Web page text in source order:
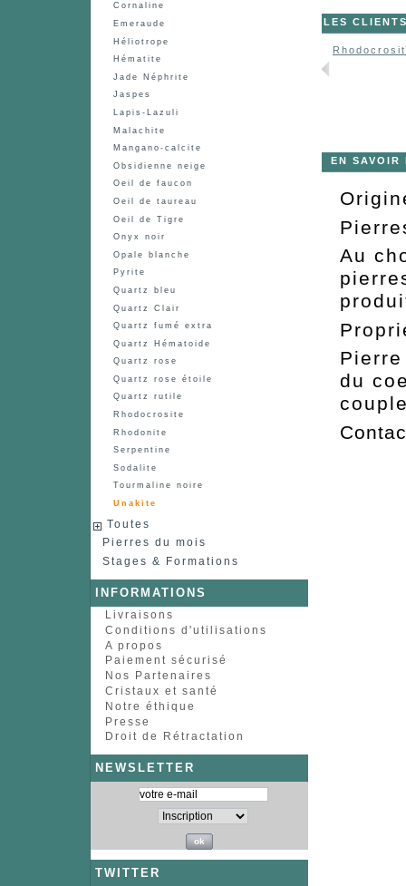
Cornaline
Emeraude
Héliotrope
Hématite
Jade Néphrite
Jaspes
Lapis-Lazuli
Malachite
Mangano-calcite
Obsidienne neige
Oeil de faucon
Oeil de taureau
Oeil de Tigre
Onyx noir
Opale blanche
Pyrite
Quartz bleu
Quartz Clair
Quartz fumé extra
Quartz Hématoide
Quartz rose
Quartz rose étoile
Quartz rutile
Rhodocrosite
Rhodonite
Serpentine
Sodalite
Tourmaline noire
Unakite
Toutes
Pierres du mois
Stages & Formations
INFORMATIONS
Livraisons
Conditions d'utilisations
A propos
Paiement sécurisé
Nos Partenaires
Cristaux et santé
Notre éthique
Presse
Droit de Rétractation
NEWSLETTER
TWITTER
LES
EN SAVOIR
Au
du